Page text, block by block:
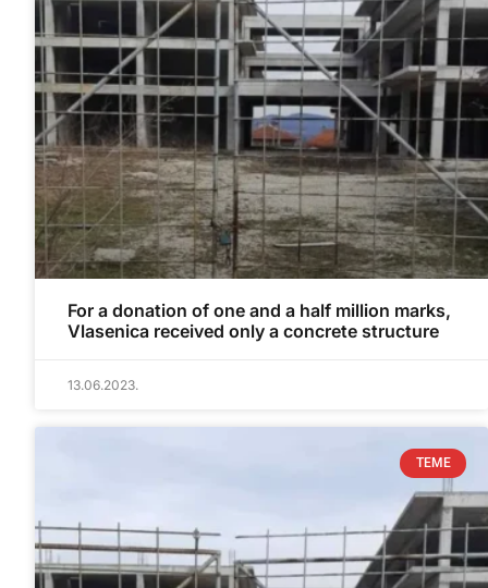
For a donation of one and a half million marks,
Vlasenica received only a concrete structure
13.06.2023.
TEME